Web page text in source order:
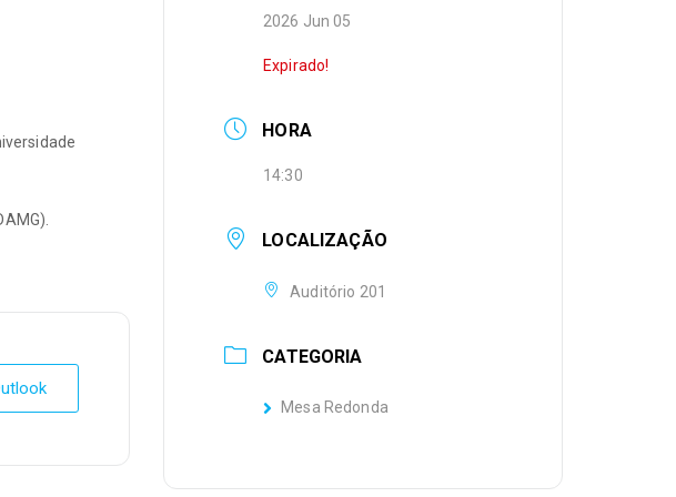
2026 Jun 05
Expirado!
HORA
14:30
LOCALIZAÇÃO
Auditório 201
CATEGORIA
Mesa Redonda